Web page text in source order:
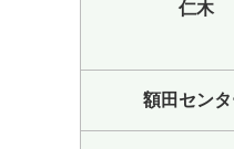
仁木
額田セン